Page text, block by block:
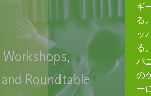
ギ
る
ッ
る
パ
の
ー